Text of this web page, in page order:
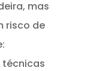
mas
risco de
técnicas